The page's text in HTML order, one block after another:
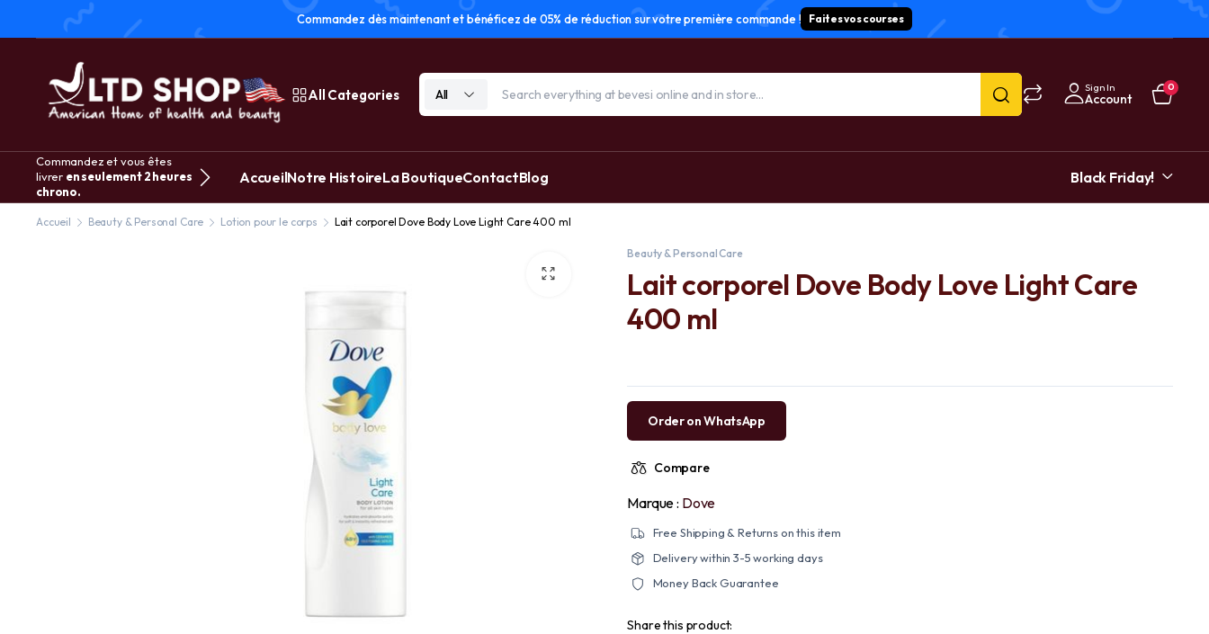
Commandez dès maintenant et bénéficez de 05% de réduction sur votre première commande ! Faites vos courses
All Categories All Sign In
Account
0
Commandez et vous êtes
livrer en seulement 2 heures
chrono.
AccueilNotre HistoireLa BoutiqueContactBlog Black Friday!
Accueil Beauty & Personal Care Lotion pour le corps Lait corporel Dove Body Love Light Care 400 ml
Beauty & Personal Care
Lait corporel Dove Body Love Light Care
400 ml
Order on WhatsApp
Compare
Marque : Dove
Free Shipping & Returns on this item
Delivery within 3-5 working days
Money Back Guarantee
Share this product: